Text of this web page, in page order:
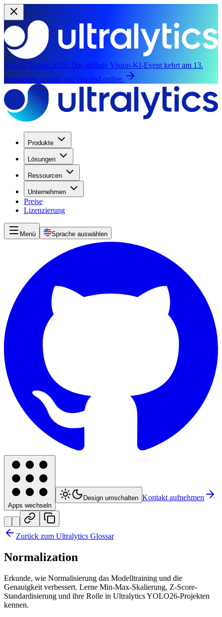
YOLO Vision 2026: Das globale Vision-KI-Event kehrt am 13.
September zurück, vor Ort und online.
Produkte
Lösungen
Ressourcen
Unternehmen
Preise
Lizenzierung
Menü Sprache auswählen
Apps wechseln
Design umschalten Kontakt aufnehmen
Zurück zum Ultralytics Glossar
Normalization
Erkunde, wie Normalisierung das Modelltraining und die
Genauigkeit verbessert. Lerne Min-Max-Skalierung, Z-Score-
Standardisierung und ihre Rolle in Ultralytics YOLO26-Projekten
kennen.